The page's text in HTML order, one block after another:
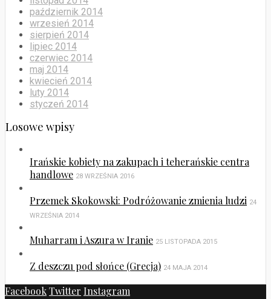
październik 2014
wrzesień 2014
sierpień 2014
lipiec 2014
czerwiec 2014
maj 2014
kwiecień 2014
luty 2014
styczeń 2014
Losowe wpisy
Irańskie kobiety na zakupach i teherańskie centra
handlowe 28 WRZEŚNIA 2016
Przemek Skokowski: Podróżowanie zmienia ludzi 24
WRZEŚNIA 2014
Muharram i Aszura w Iranie 25 LISTOPADA 2015
Z deszczu pod słońce (Grecja) 24 MAJA 2014
FacebookTwitter Instagram